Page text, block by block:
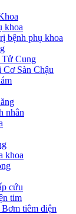
khoa
bệnh phụ khoa
Cung
Sàn Chậu
nhân
khoa
cứu
tim
tiêm điện